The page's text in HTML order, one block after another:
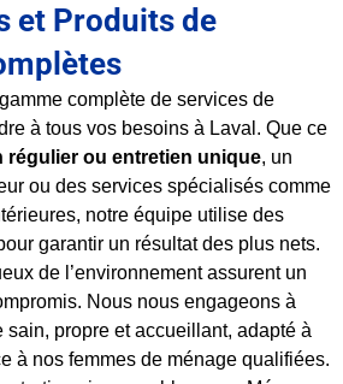
et Produits de
complète de services de
à tous vos besoins à Laval. Que ce
régulier ou entretien unique, un
ou des services spécialisés comme
notre équipe utilise des
garantir un résultat des plus nets.
de l’environnement assurent un
Nous nous engageons à
sain, propre et accueillant, adapté à
à nos femmes de ménage qualifiées.